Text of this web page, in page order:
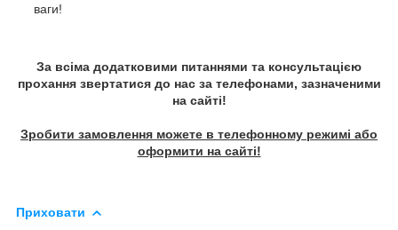
ваги!
За всіма додатковими питаннями та консультацією
прохання звертатися до нас за телефонами, зазначеними
на сайті!
Зробити замовлення можете в телефонному режимі або
оформити на сайті!
Приховати